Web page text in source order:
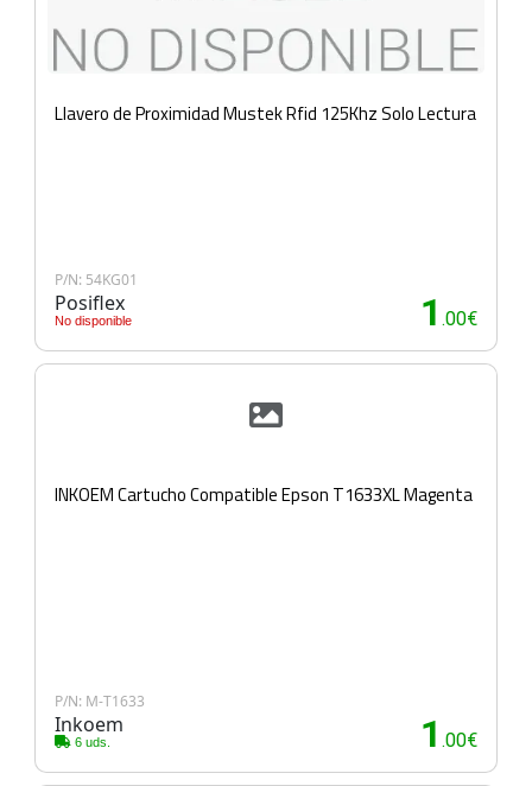
Llavero de Proximidad Mustek Rfid 125Khz Solo Lectura
P/N: 54KG01
Posiflex
No disponible 1 .00€
INKOEM Cartucho Compatible Epson T1633XL Magenta
P/N: M-T1633
Inkoem
6 uds. 1 .00€